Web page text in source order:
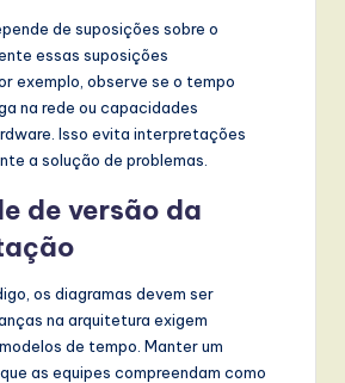
de suposições sobre o
essas suposições
exemplo, observe se o tempo
na rede ou capacidades
Isso evita interpretações
a solução de problemas.
de versão da
os diagramas devem ser
na arquitetura exigem
de tempo. Manter um
as equipes compreendam como